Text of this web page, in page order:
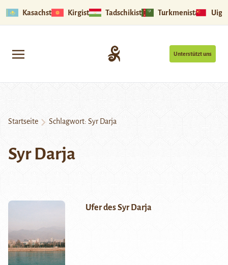
Kasachstan Kirgistan Tadschikistan Turkmenistan
Unterstützt uns
Startseite Schlagwort: Syr Darja
Syr Darja
Ufer des Syr Darja